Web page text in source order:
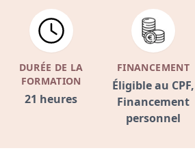
DURÉE DE LA
FORMATION
21 heures
FINANCEMENT
Éligible au CPF,
Financement
personnel